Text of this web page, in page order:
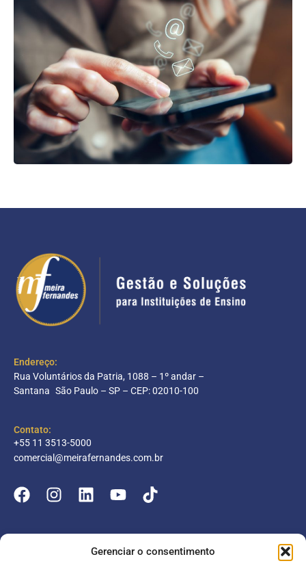
Gerenciar o consentimento
Endereço:
Rua Voluntários da Patria, 1088 – 1º andar –
Santana São Paulo – SP – CEP: 02010-100
Contato:
+55 11 3513-5000
comercial@meirafernandes.com.br